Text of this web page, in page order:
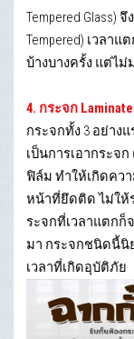
Tempered Glass)
Tempered) เวลา
บ้างบางครั้ง แต่ไม่
4. กระจก
กระจกทั้ง 3 อย่าง
เป็นการเอากระจ
ฟิล์ม ทำให้เกิดคว
หน้าที่ยึดติด ไม่ให้
ระจกที่เวลาแตกก็
มา กระจกชนิดนี้นิ
เวลาที่เกิดอุบัติภัย